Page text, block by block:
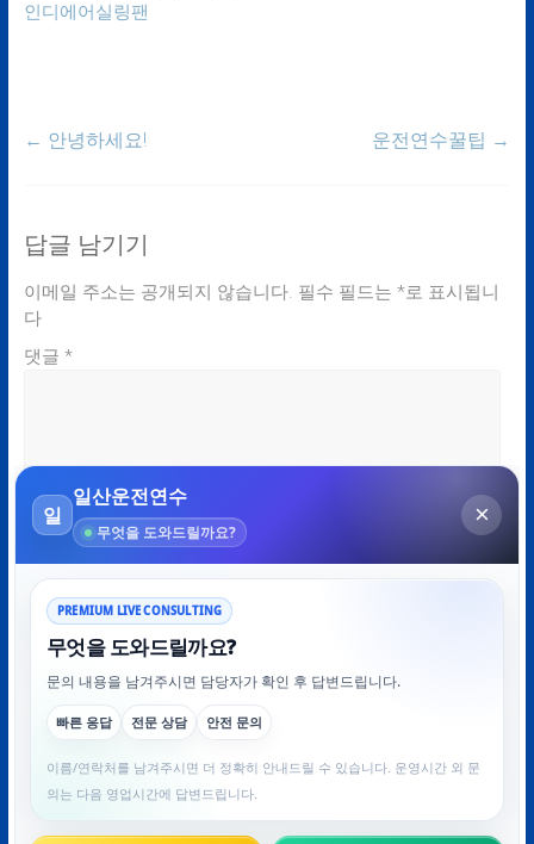
인디에어실링팬
← 안녕하세요! 운전연수꿀팁 →
답글 남기기
이메일 주소는 공개되지 않습니다. 필수 필드는 *로 표시됩니
다
댓글 *
이름*